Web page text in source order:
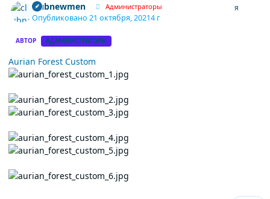
clubnewmen Администраторы
Опубликовано21 октября, 20214 г
АВТОР АДМИНИСТРАТОРЫ
Aurian Forest Custom